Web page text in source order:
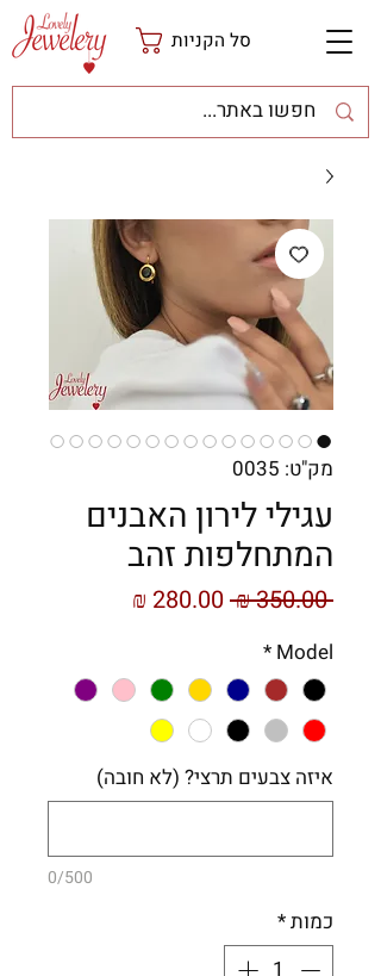
סל הקניות
מק"ט: 0035
עגילי לירון האבנים
המתחלפות זהב
‏350.00 ‏₪
מחיר
Model
*
איזה צבעים תרצי? (לא חובה)
0/500
כמות*